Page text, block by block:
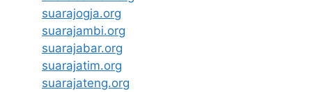
suarajogja.org
suarajambi.org
suarajabar.org
suarajatim.org
suarajateng.org